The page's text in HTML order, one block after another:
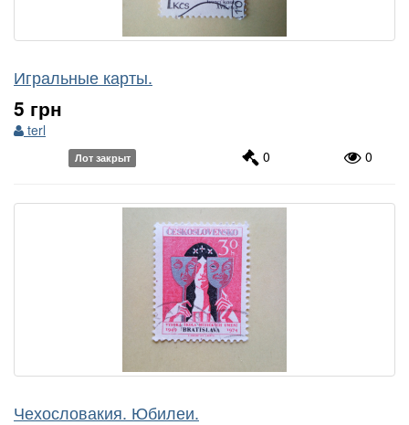
Игральные карты.
5 грн
terl
Лот закрыт 0 0
Чехословакия. Юбилеи.